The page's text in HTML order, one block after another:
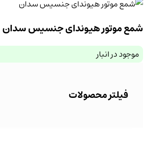
شمع موتور هیوندای جنسیس سدان
موجود در انبار
فیلتر محصولات